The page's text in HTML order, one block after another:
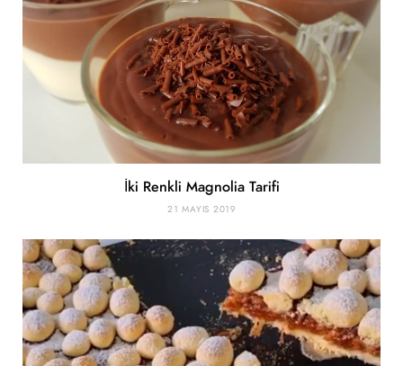
İki Renkli Magnolia Tarifi
21 MAYIS 2019